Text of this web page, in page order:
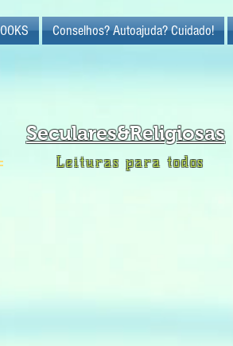
Conselhos? Autoajuda? Cuidado!
Seculares&Religiosas
Leituras para todos